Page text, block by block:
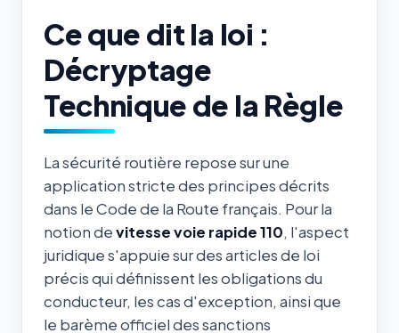
Ce que dit la loi :
Décryptage
Technique de la Règle
La sécurité routière repose sur une
application stricte des principes décrits
dans le Code de la Route français. Pour la
notion devitesse voie rapide 110, l'aspect
juridique s'appuie sur des articles de loi
précis qui définissent les obligations du
conducteur, les cas d'exception, ainsi que
le barème officiel des sanctions